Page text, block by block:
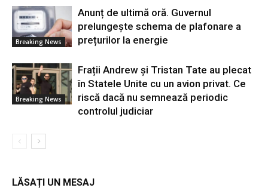
Breaking News
Anunț de ultimă oră. Guvernul
prelungește schema de plafonare a
prețurilor la energie
Breaking News
Frații Andrew și Tristan Tate au plecat
în Statele Unite cu un avion privat. Ce
riscă dacă nu semnează periodic
controlul judiciar
LĂSAȚI UN MESAJ